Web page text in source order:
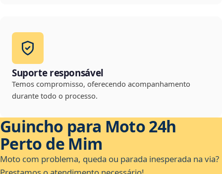
Suporte responsável
Temos compromisso, oferecendo acompanhamento
durante todo o processo.
Guincho para Moto 24h
Perto de Mim
Moto com problema, queda ou parada inesperada na via?